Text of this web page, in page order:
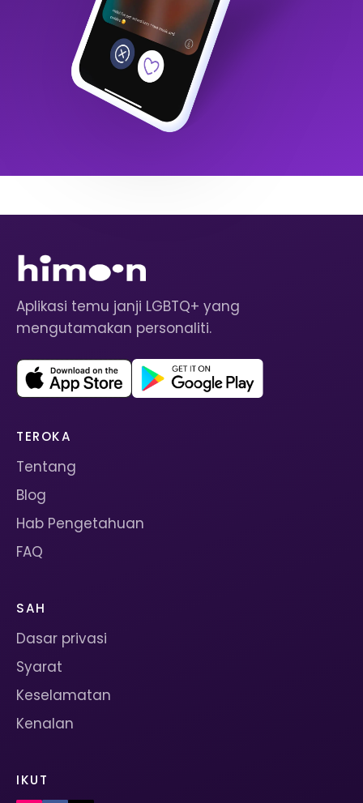
Aplikasi temu janji LGBTQ+ yang
mengutamakan personaliti.
TEROKA
Tentang
Blog
Hab Pengetahuan
FAQ
SAH
Dasar privasi
Syarat
Keselamatan
Kenalan
IKUT